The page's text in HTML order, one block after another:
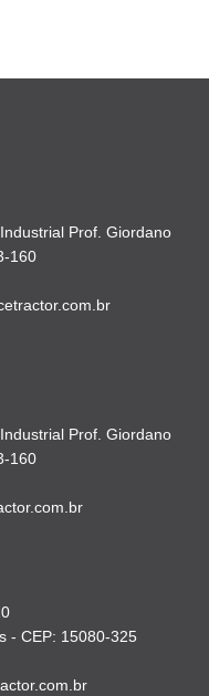
Prof. Giordano
160
Prof. Giordano
160
- CEP: 15080-325